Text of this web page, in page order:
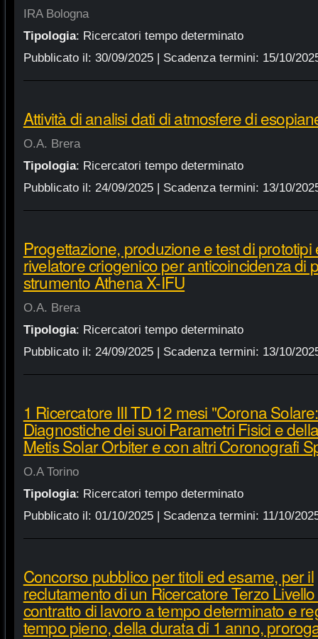
IRA Bologna
Tipologia: Ricercatori tempo determinato
Pubblicato il: 30/09/2025| Scadenza termini: 15/10/
Attività di analisi dati di atmosfere di
O.A. Brera
Tipologia: Ricercatori tempo determinato
Pubblicato il: 24/09/2025| Scadenza termini: 13/10/
Progettazione, produzione e test di prototipi
rivelatore criogenico per anticoincidenza di
strumento Athena X-IFU
O.A. Brera
Tipologia: Ricercatori tempo determinato
Pubblicato il: 24/09/2025| Scadenza termini: 13/10/
1 Ricercatore III TD 12 mesi "Corona Solare:
Diagnostiche dei suoi Parametri Fisici e
Metis Solar Orbiter e con altri Coronografi
O.A Torino
Tipologia: Ricercatori tempo determinato
Pubblicato il: 01/10/2025| Scadenza termini: 11/10/
Concorso pubblico per titoli ed esame, per il
reclutamento di un Ricercatore Terzo
contratto di lavoro a tempo determinato e
tempo pieno, della durata di 1 anno,